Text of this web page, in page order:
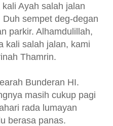
Ayah salah jalan
sempet deg-degan
parkir. Alhamdulillah,
kali salah jalan, kami
Thamrin.
Bunderan HI.
masih cukup pagi
rada lumayan
berasa panas.